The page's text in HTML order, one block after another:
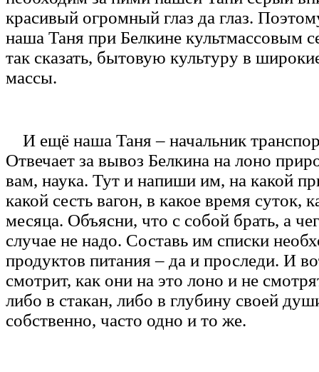
красивый огромный глаз да глаз.
наша Таня при Белкине культмассовым
так сказать, бытовую культуру в
массы.
И ещё наша Таня – начальник
Отвечает за вывоз Белкина на лоно
вам, наука. Тут и напиши им, на какой
какой сесть вагон, в какое время суток,
месяца. Объясни, что с собой брать, а
случае не надо. Составь им списки
продуктов питания – да и проследи. И
смотрит, как они на это лоно и не
либо в стакан, либо в глубину своей
собственно, часто одно и то же.